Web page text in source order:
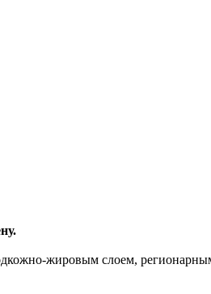
жировым слоем,